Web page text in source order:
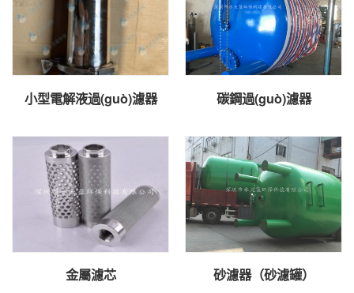
小型電解液過(guò)濾器 碳鋼過(guò)濾器
金屬濾芯 砂濾器（砂濾罐）